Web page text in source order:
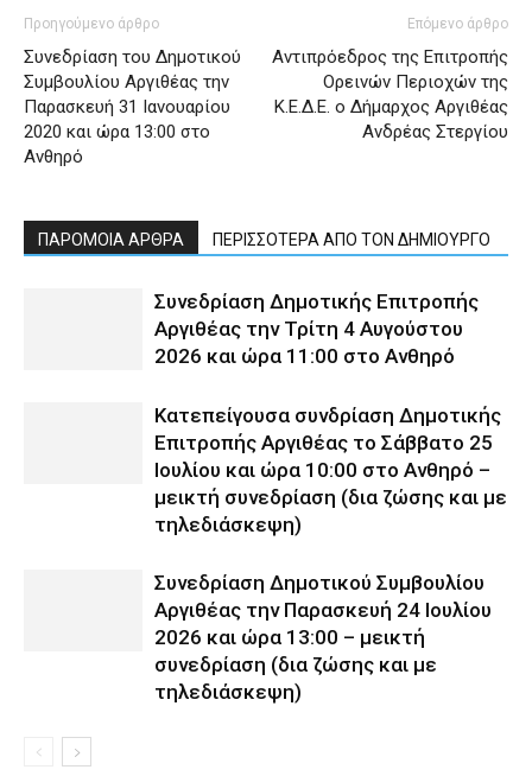
Προηγούμενο άρθρο
Συνεδρίαση του Δημοτικού
Συμβουλίου Αργιθέας την
Παρασκευή 31 Ιανουαρίου
2020 και ώρα 13:00 στο
Ανθηρό
Επόμενο άρθρο
Αντιπρόεδρος της Επιτροπής
Ορεινών Περιοχών της
Κ.Ε.Δ.Ε. ο Δήμαρχος Αργιθέας
Ανδρέας Στεργίου
ΠΑΡΟΜΟΙΑ ΑΡΘΡΑ ΠΕΡΙΣΣΟΤΕΡΑ ΑΠΟ ΤΟΝ ΔΗΜΙΟΥΡΓΟ
Συνεδρίαση Δημοτικής Επιτροπής
Αργιθέας την Τρίτη 4 Αυγούστου
2026 και ώρα 11:00 στο Ανθηρό
Κατεπείγουσα συνδρίαση Δημοτικής
Επιτροπής Αργιθέας το Σάββατο 25
Ιουλίου και ώρα 10:00 στο Ανθηρό –
μεικτή συνεδρίαση (δια ζώσης και με
τηλεδιάσκεψη)
Συνεδρίαση Δημοτικού Συμβουλίου
Αργιθέας την Παρασκευή 24 Ιουλίου
2026 και ώρα 13:00 – μεικτή
συνεδρίαση (δια ζώσης και με
τηλεδιάσκεψη)